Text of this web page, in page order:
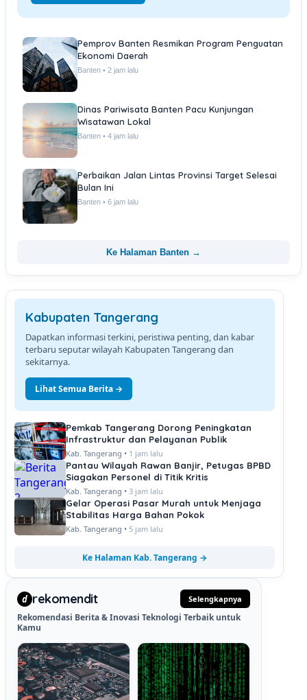
Pemprov Banten Resmikan Program Penguatan
Ekonomi Daerah
Banten • 2 jam lalu
Dinas Pariwisata Banten Pacu Kunjungan
Wisatawan Lokal
Banten • 4 jam lalu
Perbaikan Jalan Lintas Provinsi Target Selesai
Bulan Ini
Banten • 6 jam lalu
Ke Halaman Banten →
Kabupaten Tangerang
Dapatkan informasi terkini, peristiwa penting, dan kabar
terbaru seputar wilayah Kabupaten Tangerang dan
sekitarnya.
Lihat Semua Berita →
Pemkab Tangerang Dorong Peningkatan
Infrastruktur dan Pelayanan Publik
Kab. Tangerang • 1 jam lalu
Pantau Wilayah Rawan Banjir, Petugas BPBD
Siagakan Personel di Titik Kritis
Kab. Tangerang • 3 jam lalu
Gelar Operasi Pasar Murah untuk Menjaga
Stabilitas Harga Bahan Pokok
Kab. Tangerang • 5 jam lalu
Ke Halaman Kab. Tangerang →
d rekomendit Selengkapnya
Rekomendasi Berita & Inovasi Teknologi Terbaik untuk
Kamu